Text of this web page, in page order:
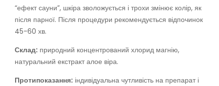
“ефект сауни”, шкіра зволожується і трохи змінює колір, як
після парної. Після процедури рекомендується відпочинок
45-60 хв.
Склад: природний концентрований хлорид магнію,
натуральний екстракт алое віра.
Протипоказання: індивідуальна чутливість на препарат і